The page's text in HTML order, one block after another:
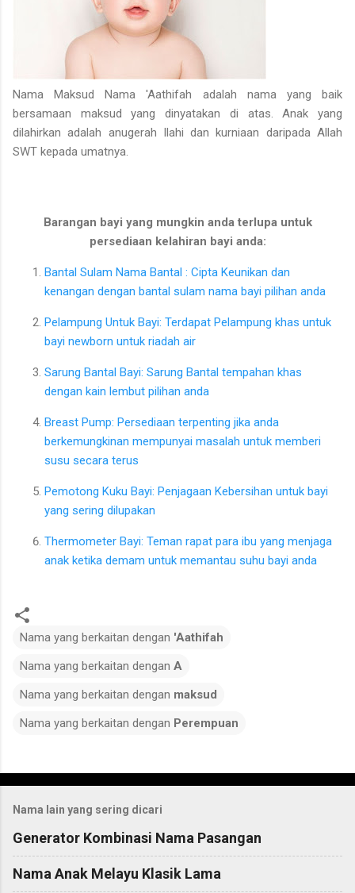
Nama Maksud Nama 'Aathifah adalah nama yang baik
bersamaan maksud yang dinyatakan di atas. Anak yang
dilahirkan adalah anugerah Ilahi dan kurniaan daripada Allah
SWT kepada umatnya.
Barangan bayi yang mungkin anda terlupa untuk
persediaan kelahiran bayi anda:
Bantal Sulam Nama Bantal : Cipta Keunikan dan
kenangan dengan bantal sulam nama bayi pilihan anda
Pelampung Untuk Bayi: Terdapat Pelampung khas untuk
bayi newborn untuk riadah air
Sarung Bantal Bayi: Sarung Bantal tempahan khas
dengan kain lembut pilihan anda
Breast Pump: Persediaan terpenting jika anda
berkemungkinan mempunyai masalah untuk memberi
susu secara terus
Pemotong Kuku Bayi: Penjagaan Kebersihan untuk bayi
yang sering dilupakan
Thermometer Bayi: Teman rapat para ibu yang menjaga
anak ketika demam untuk memantau suhu bayi anda
Nama yang berkaitan dengan 'Aathifah
Nama yang berkaitan dengan A
Nama yang berkaitan dengan maksud
Nama yang berkaitan dengan Perempuan
o
m
m
e
n
Nama lain yang sering dicari
Generator Kombinasi Nama Pasangan
Nama Anak Melayu Klasik Lama